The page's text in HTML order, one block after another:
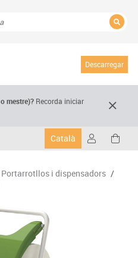
Descarregar
o mestre)? Recorda iniciar
Català
Portarrotllos i dispensadors /